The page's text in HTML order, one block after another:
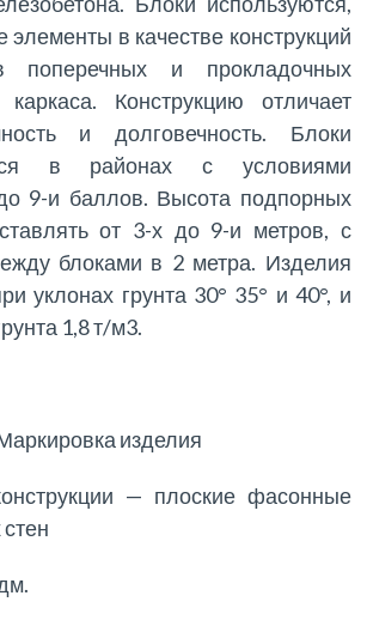
элементы в качестве конструкций
поперечных и прокладочных
Конструкцию отличает
и долговечность. Блоки
в районах с условиями
9-и баллов. Высота подпорных
от 3-х до 9-и метров, с
блоками в 2 метра. Изделия
уклонах грунта 30° 35° и 40°, и
1,8 т/м3.
изделия
— плоские фасонные